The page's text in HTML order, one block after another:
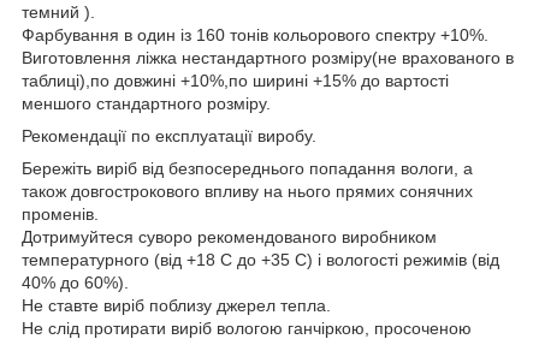
темний ).
Фарбування в один із 160 тонів кольорового спектру +10%.
Виготовлення ліжка нестандартного розміру(не врахованого в
таблиці),по довжині +10%,по ширині +15% до вартості
меншого стандартного розміру.
Рекомендації по експлуатації виробу.
Бережіть виріб від безпосереднього попадання вологи, а
також довгострокового впливу на нього прямих сонячних
променів.
Дотримуйтеся суворо рекомендованого виробником
температурного (від +18 С до +35 С) і вологості режимів (від
40% до 60%).
Не ставте виріб поблизу джерел тепла.
Не слід протирати виріб вологою ганчіркою, просоченою